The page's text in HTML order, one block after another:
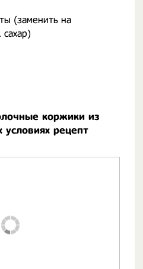
(заменить на
сахар)
коржики из
рецепт